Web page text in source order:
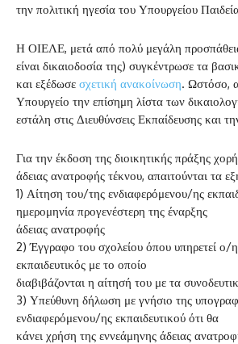
την πολιτική ηγεσία του Υπουργείου
Η ΟΙΕΛΕ, μετά από πολύ μεγάλη
είναι δικαιοδοσία της) συγκέντρωσε τα
και εξέδωσε σχετική ανακοίνωση. Ωστόσο,
Υπουργείο την επίσημη λίστα των
εστάλη στις Διευθύνσεις Εκπαίδευσης και
Για την έκδοση της διοικητικής πράξης
άδειας ανατροφής τέκνου, απαιτούνται τα
1) Αίτηση του/της ενδιαφερόμενου/ης
ημερομηνία προγενέστερη της έναρξης
άδειας ανατροφής
2) Έγγραφο του σχολείου όπου υπηρετεί ο/
εκπαιδευτικός με το οποίο
διαβιβάζονται η αίτησή του με τα
3) Υπεύθυνη δήλωση με γνήσιο της
ενδιαφερόμενου/ης εκπαιδευτικού ότι θα
κάνει χρήση της εννεάμηνης άδειας